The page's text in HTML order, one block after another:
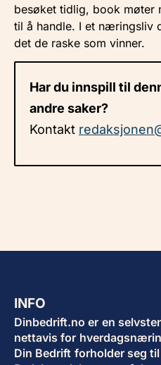
besøket tidlig, book
til å handle. I et næringsliv
det de raske som vinner.
Har du innspill til
andre saker?
Kontakt
INFO
Dinbedrift.no er en
nettavis for
Din Bedrift forholder seg til